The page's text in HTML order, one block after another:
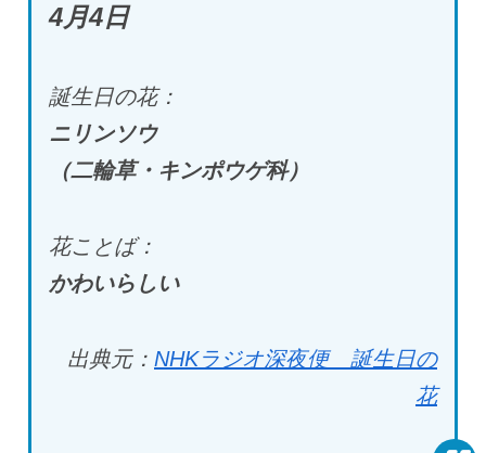
4月4日
誕生日の花：
ニリンソウ
（二輪草・キンポウゲ科）
花ことば：
かわいらしい
出典元： NHKラジオ深夜便 誕生日の
花